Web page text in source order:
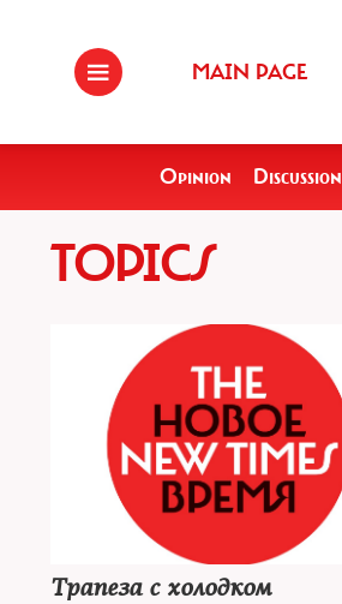
MAIN PAGE
Opinion Discussion
TOPICS
Трапеза с холодком